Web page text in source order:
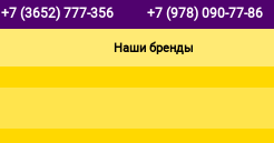
+7 (3652) 777-356 +7 (978) 090-77-86
Наши бренды